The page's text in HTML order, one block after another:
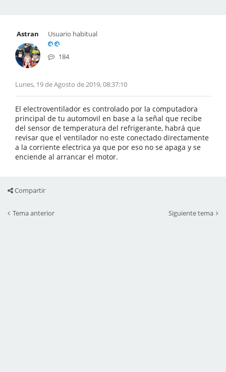
Astran Usuario habitual
184
Lunes, 19 de Agosto de 2019, 08:37:10
El electroventilador es controlado por la computadora
principal de tu automovil en base a la señal que recibe
del sensor de temperatura del refrigerante, habrá que
revisar que el ventilador no este conectado directamente
a la corriente electrica ya que por eso no se apaga y se
enciende al arrancar el motor.
Compartir
Tema anterior Siguiente tema